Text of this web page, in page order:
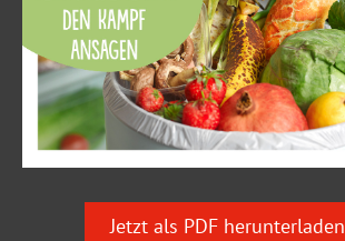
Jetzt als PDF herunterladen